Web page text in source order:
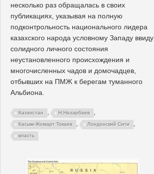
несколько раз обращалась в своих
публикациях, указывая на полную
подконтрольность национального лидера
казахского народа условному Западу ввиду
солидного личного состояния
неустановленного происхождения и
многочисленных чадов и домочадцев,
отбывших на ПМЖ к берегам туманного
Альбиона.
Казахстан , Н.Назарбаев ,
Касым-Жомарт Токаев , Лондонский Сити ,
власть